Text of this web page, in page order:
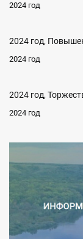
2024 год
2024 год,
2024 год
2024 год,
2024 год